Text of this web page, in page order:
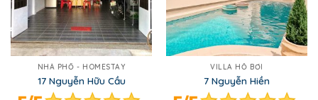
NHÀ PHỐ - HOMESTAY
17 Nguyễn Hữu Cầu
VILLA HỒ BƠI
7 Nguyễn Hiền